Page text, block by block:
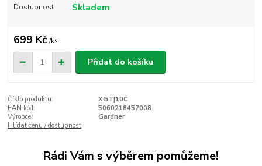
Dostupnost Skladem
699 Kč /ks
Přidat do košíku
Číslo produktu:
XGT|10C
EAN kód:
5060218457008
Výrobce:
Gardner
Hlídat cenu / dostupnost
Rádi Vám s výběrem pomůžeme!